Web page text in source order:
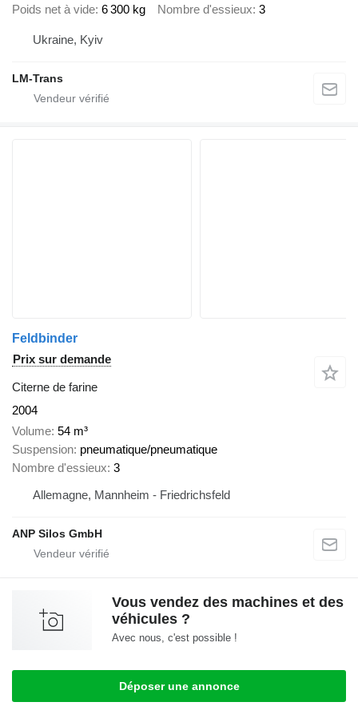
Poids net à vide 6 300 kg Nombre d'essieux 3
Ukraine, Kyiv
LM-Trans
Feldbinder
Prix sur demande
Citerne de farine
2004
Volume 54 m³
Suspension pneumatique/pneumatique
Nombre d'essieux 3
Allemagne, Mannheim - Friedrichsfeld
ANP Silos GmbH
Vous vendez des machines et des
véhicules ?
Avec nous, c'est possible !
Déposer une annonce